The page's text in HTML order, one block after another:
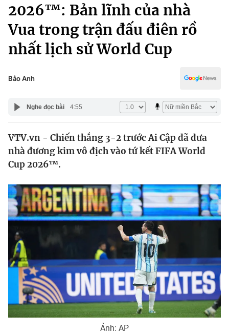
Chính trị
Xã hội
Tin tức
Thế giới đó đây
Câu chuyện quốc tế
Kinh tế
Tài chính
Thị trường
Góc doanh nghiệp
Truyền hình
Phim VTV
Hậu trường
Nhân vật
Khán giả
Giải sao mai
Giải trí
Điện ảnh
Âm nhạc
Sao
Đời sống
Du lịch
Làm đẹp
Giáo dục
Truyền hình
Văn hóa - Giải trí
Y tế
Đời sống
Giáo dục
2026™: Bản lĩnh của nhà
Vua trong trận đấu điên rồ
nhất lịch sử World Cup
Bảo Anh
Nghe đọc bài 4:55
VTV.vn - Chiến thắng 3-2 trước Ai Cập đã đưa
nhà đương kim vô địch vào tứ kết FIFA World
Cup 2026™.
Ảnh: AP